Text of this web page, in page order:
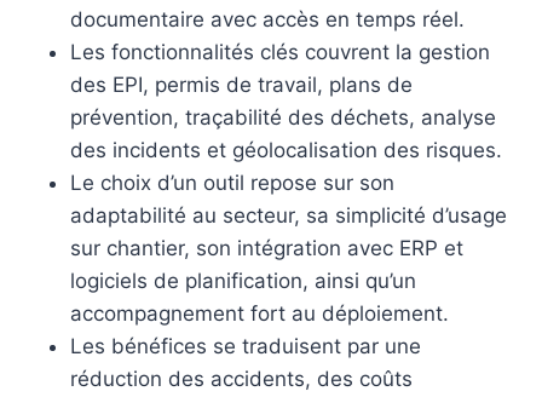
documentaire avec accès en temps réel.
Les fonctionnalités clés couvrent la gestion
des EPI, permis de travail, plans de
prévention, traçabilité des déchets, analyse
des incidents et géolocalisation des risques.
Le choix d’un outil repose sur son
adaptabilité au secteur, sa simplicité d’usage
sur chantier, son intégration avec ERP et
logiciels de planification, ainsi qu’un
accompagnement fort au déploiement.
Les bénéfices se traduisent par une
réduction des accidents, des coûts